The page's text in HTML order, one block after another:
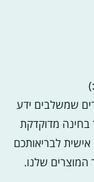
שמשלבים ידע
מדוקדקת
אישית לבריאותכם
המוצרים שלנו.